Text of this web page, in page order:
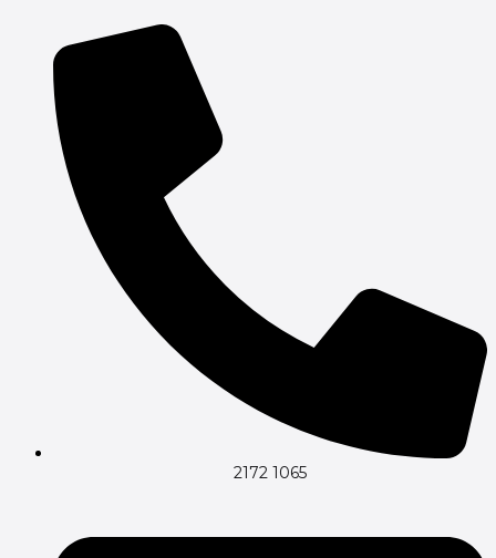
indholdet
2172 1065